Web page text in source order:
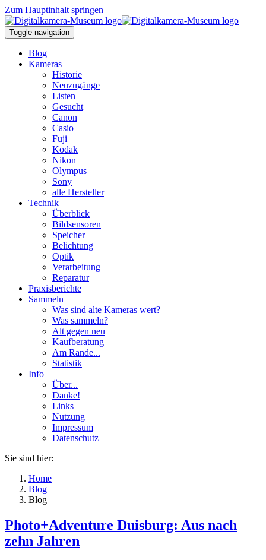
Zum Hauptinhalt springen
Toggle navigation
Blog
Kameras
Historie
Neuzugänge
Listen
Gesucht
Canon
Casio
Fuji
Kodak
Nikon
Olympus
Sony
alle Hersteller
Technik
Überblick
Bildsensoren
Speicher
Belichtung
Optik
Verarbeitung
Reparatur
Praxisberichte
Sammeln
Was sind alte Kameras wert?
Was sammeln?
Alt gegen neu
Kaufberatung
Am Rande...
Statistik
Info
Über...
Danke!
Links
Nutzung
Impressum
Datenschutz
Sie sind hier:
Home
Blog
Blog
Photo+Adventure Duisburg: Aus nach
zehn Jahren